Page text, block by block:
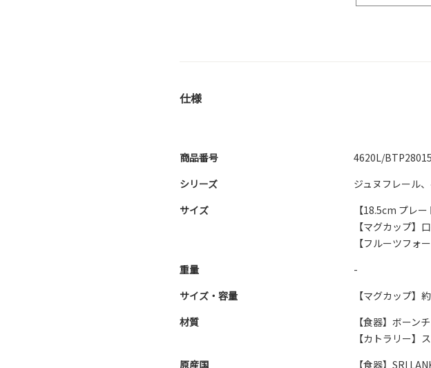
仕様
商品番号
4620L/
シリーズ
ジュヌフレール
サイズ
【18.5cm プレ
【マグカップ】
【フルーツフォ
重量
-
サイズ・容量
【マグカップ】
材質
【食器】ボーン
【カトラリー】
原産国
【食器】SRI